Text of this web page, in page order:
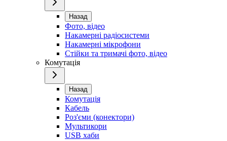
Назад
Фото, відео
Накамерні радіосистеми
Накамерні мікрофони
Стійки та тримачі фото, відео
Комутація
Назад
Комутація
Кабель
Роз'єми (конектори)
Мультикори
USB хаби